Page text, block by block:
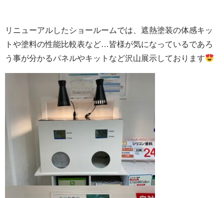
リニューアルしたショールームでは、遮熱塗装の体感キッ
トや塗料の性能比較表など…皆様が気になっているであろ
う事が分かるパネルやキットなど沢山展示しております